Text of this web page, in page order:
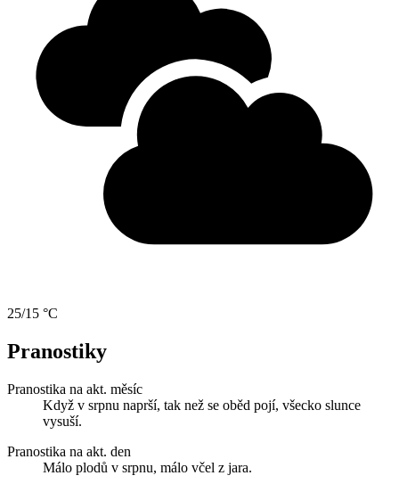
25/15 °C
Pranostiky
Pranostika na akt. měsíc
Když v srpnu naprší, tak než se oběd pojí, všecko slunce
vysuší.
Pranostika na akt. den
Málo plodů v srpnu, málo včel z jara.